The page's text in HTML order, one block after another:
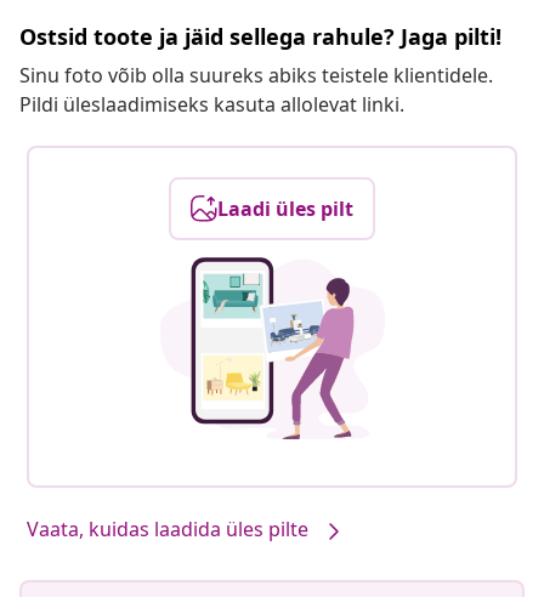
Ostsid toote ja jäid sellega rahule? Jaga pilti!
Sinu foto võib olla suureks abiks teistele klientidele.
Pildi üleslaadimiseks kasuta allolevat linki.
Laadi üles pilt
Vaata, kuidas laadida üles pilte